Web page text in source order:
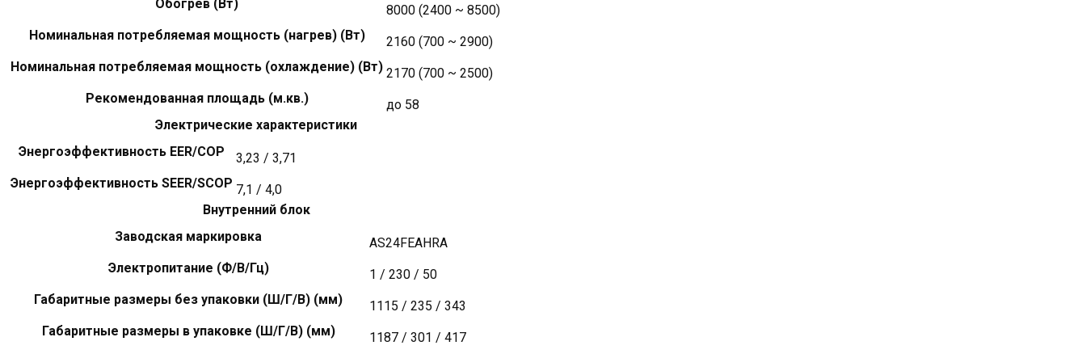
Обогрев (Вт)
8000 (2400 ~ 8500)
Номинальная потребляемая мощность (нагрев) (Вт)
2160 (700 ~ 2900)
Номинальная потребляемая мощность (охлаждение) (Вт) 2170 (700 ~ 2500)
Рекомендованная площадь (м.кв.)
до 58
Электрические характеристики
Энергоэффективность EER/COP
3,23 / 3,71
Энергоэффективность SEER/SCOP 7,1 / 4,0
Внутренний блок
Заводская маркировка
AS24FEAHRA
Электропитание (Ф/В/Гц)
1 / 230 / 50
Габаритные размеры без упаковки (Ш/Г/В) (мм)
1115 / 235 / 343
Габаритные размеры в упаковке (Ш/Г/В) (мм)
1187 / 301 / 417